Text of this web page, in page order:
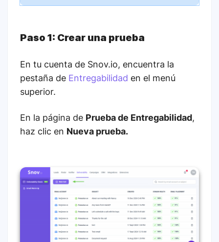
Paso 1: Crear una prueba
En tu cuenta de Snov.io, encuentra la
pestaña de Entregabilidad en el menú
superior.
En la página de Prueba de Entregabilidad,
haz clic en Nueva prueba.